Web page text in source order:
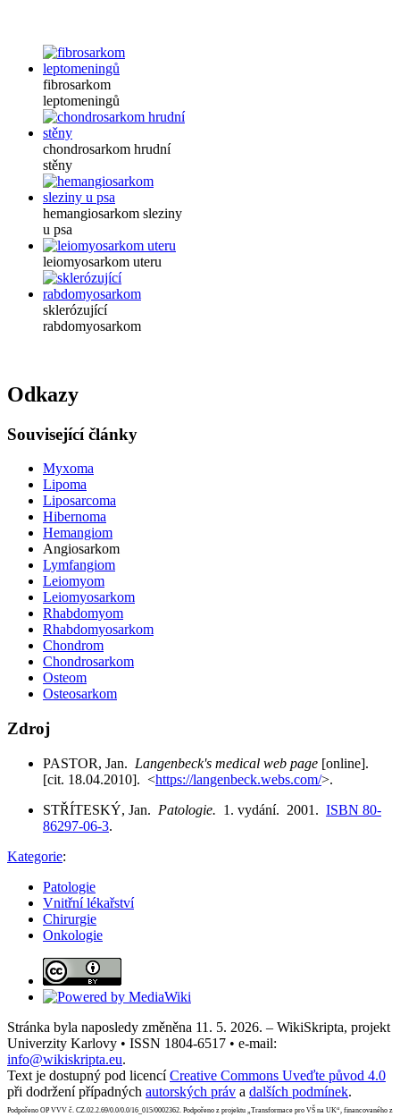
fibrosarkom
leptomeningů
chondrosarkom hrudní
stěny
hemangiosarkom sleziny
u psa
leiomyosarkom uteru
sklerózující
rabdomyosarkom
Odkazy
Související články
Myxoma
Lipoma
Liposarcoma
Hibernoma
Hemangiom
Angiosarkom
Lymfangiom
Leiomyom
Leiomyosarkom
Rhabdomyom
Rhabdomyosarkom
Chondrom
Chondrosarkom
Osteom
Osteosarkom
Zdroj
PASTOR, Jan. Langenbeck's medical web page [online].
[cit. 18.04.2010]. <https://langenbeck.webs.com/>.
STŘÍTESKÝ, Jan. Patologie. 1. vydání. 2001. ISBN 80-
86297-06-3.
Kategorie:
Patologie
Vnitřní lékařství
Chirurgie
Onkologie
Stránka byla naposledy změněna 11. 5. 2026. – WikiSkripta, projekt
Univerzity Karlovy • ISSN 1804-6517 • e-mail:
info@wikiskripta.eu.
Text je dostupný pod licencíCreative Commons Uveďte původ 4.0
při dodržení případných autorských práv a dalších podmínek.
Podpořeno OP VVV č. CZ.02.2.69/0.0/0.0/16_015/0002362. Podpořeno z projektu „Transformace pro VŠ na UK“, financovaného z